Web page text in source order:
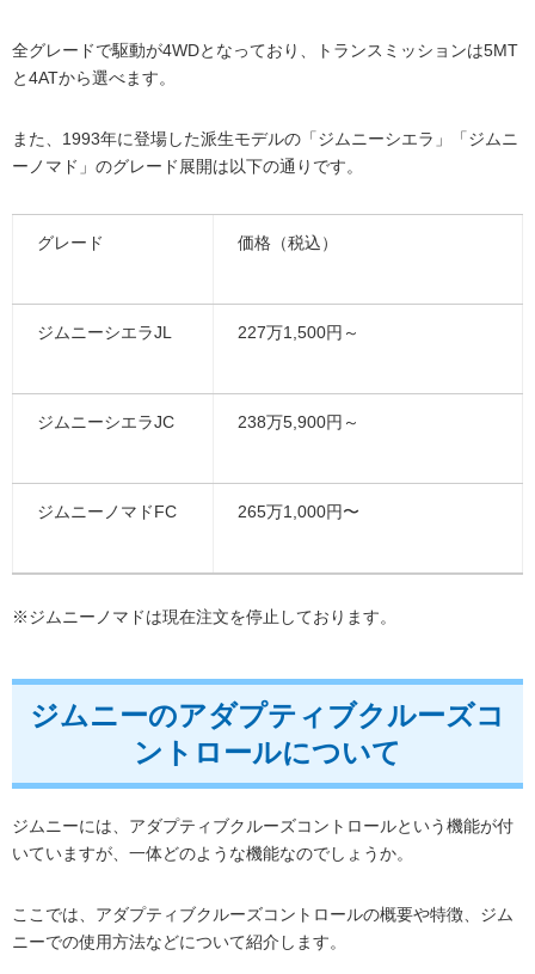
全グレードで駆動が4WDとなっており、トランスミッションは5MT
と4ATから選べます。
また、1993年に登場した派生モデルの「ジムニーシエラ」「ジムニ
ーノマド」のグレード展開は以下の通りです。
グレード 価格（税込）
ジムニーシエラJL 227万1,500円～
ジムニーシエラJC 238万5,900円～
ジムニーノマドFC 265万1,000円〜
※ジムニーノマドは現在注文を停止しております。
ジムニーのアダプティブクルーズコ
ントロールについて
ジムニーには、アダプティブクルーズコントロールという機能が付
いていますが、一体どのような機能なのでしょうか。
ここでは、アダプティブクルーズコントロールの概要や特徴、ジム
ニーでの使用方法などについて紹介します。